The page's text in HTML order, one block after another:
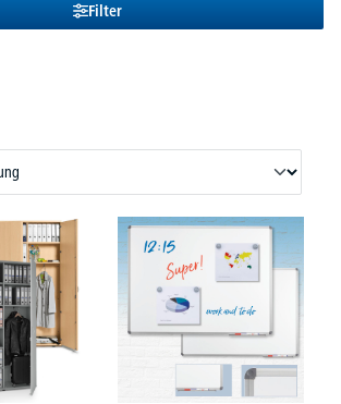
Filter